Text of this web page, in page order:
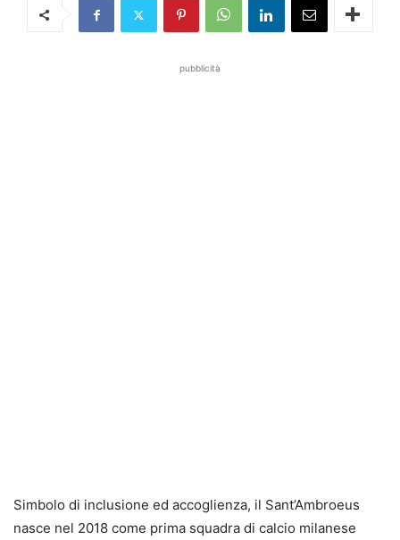
pubblicità
Simbolo di inclusione ed accoglienza, il Sant’Ambroeus
nasce nel 2018 come prima squadra di calcio milanese